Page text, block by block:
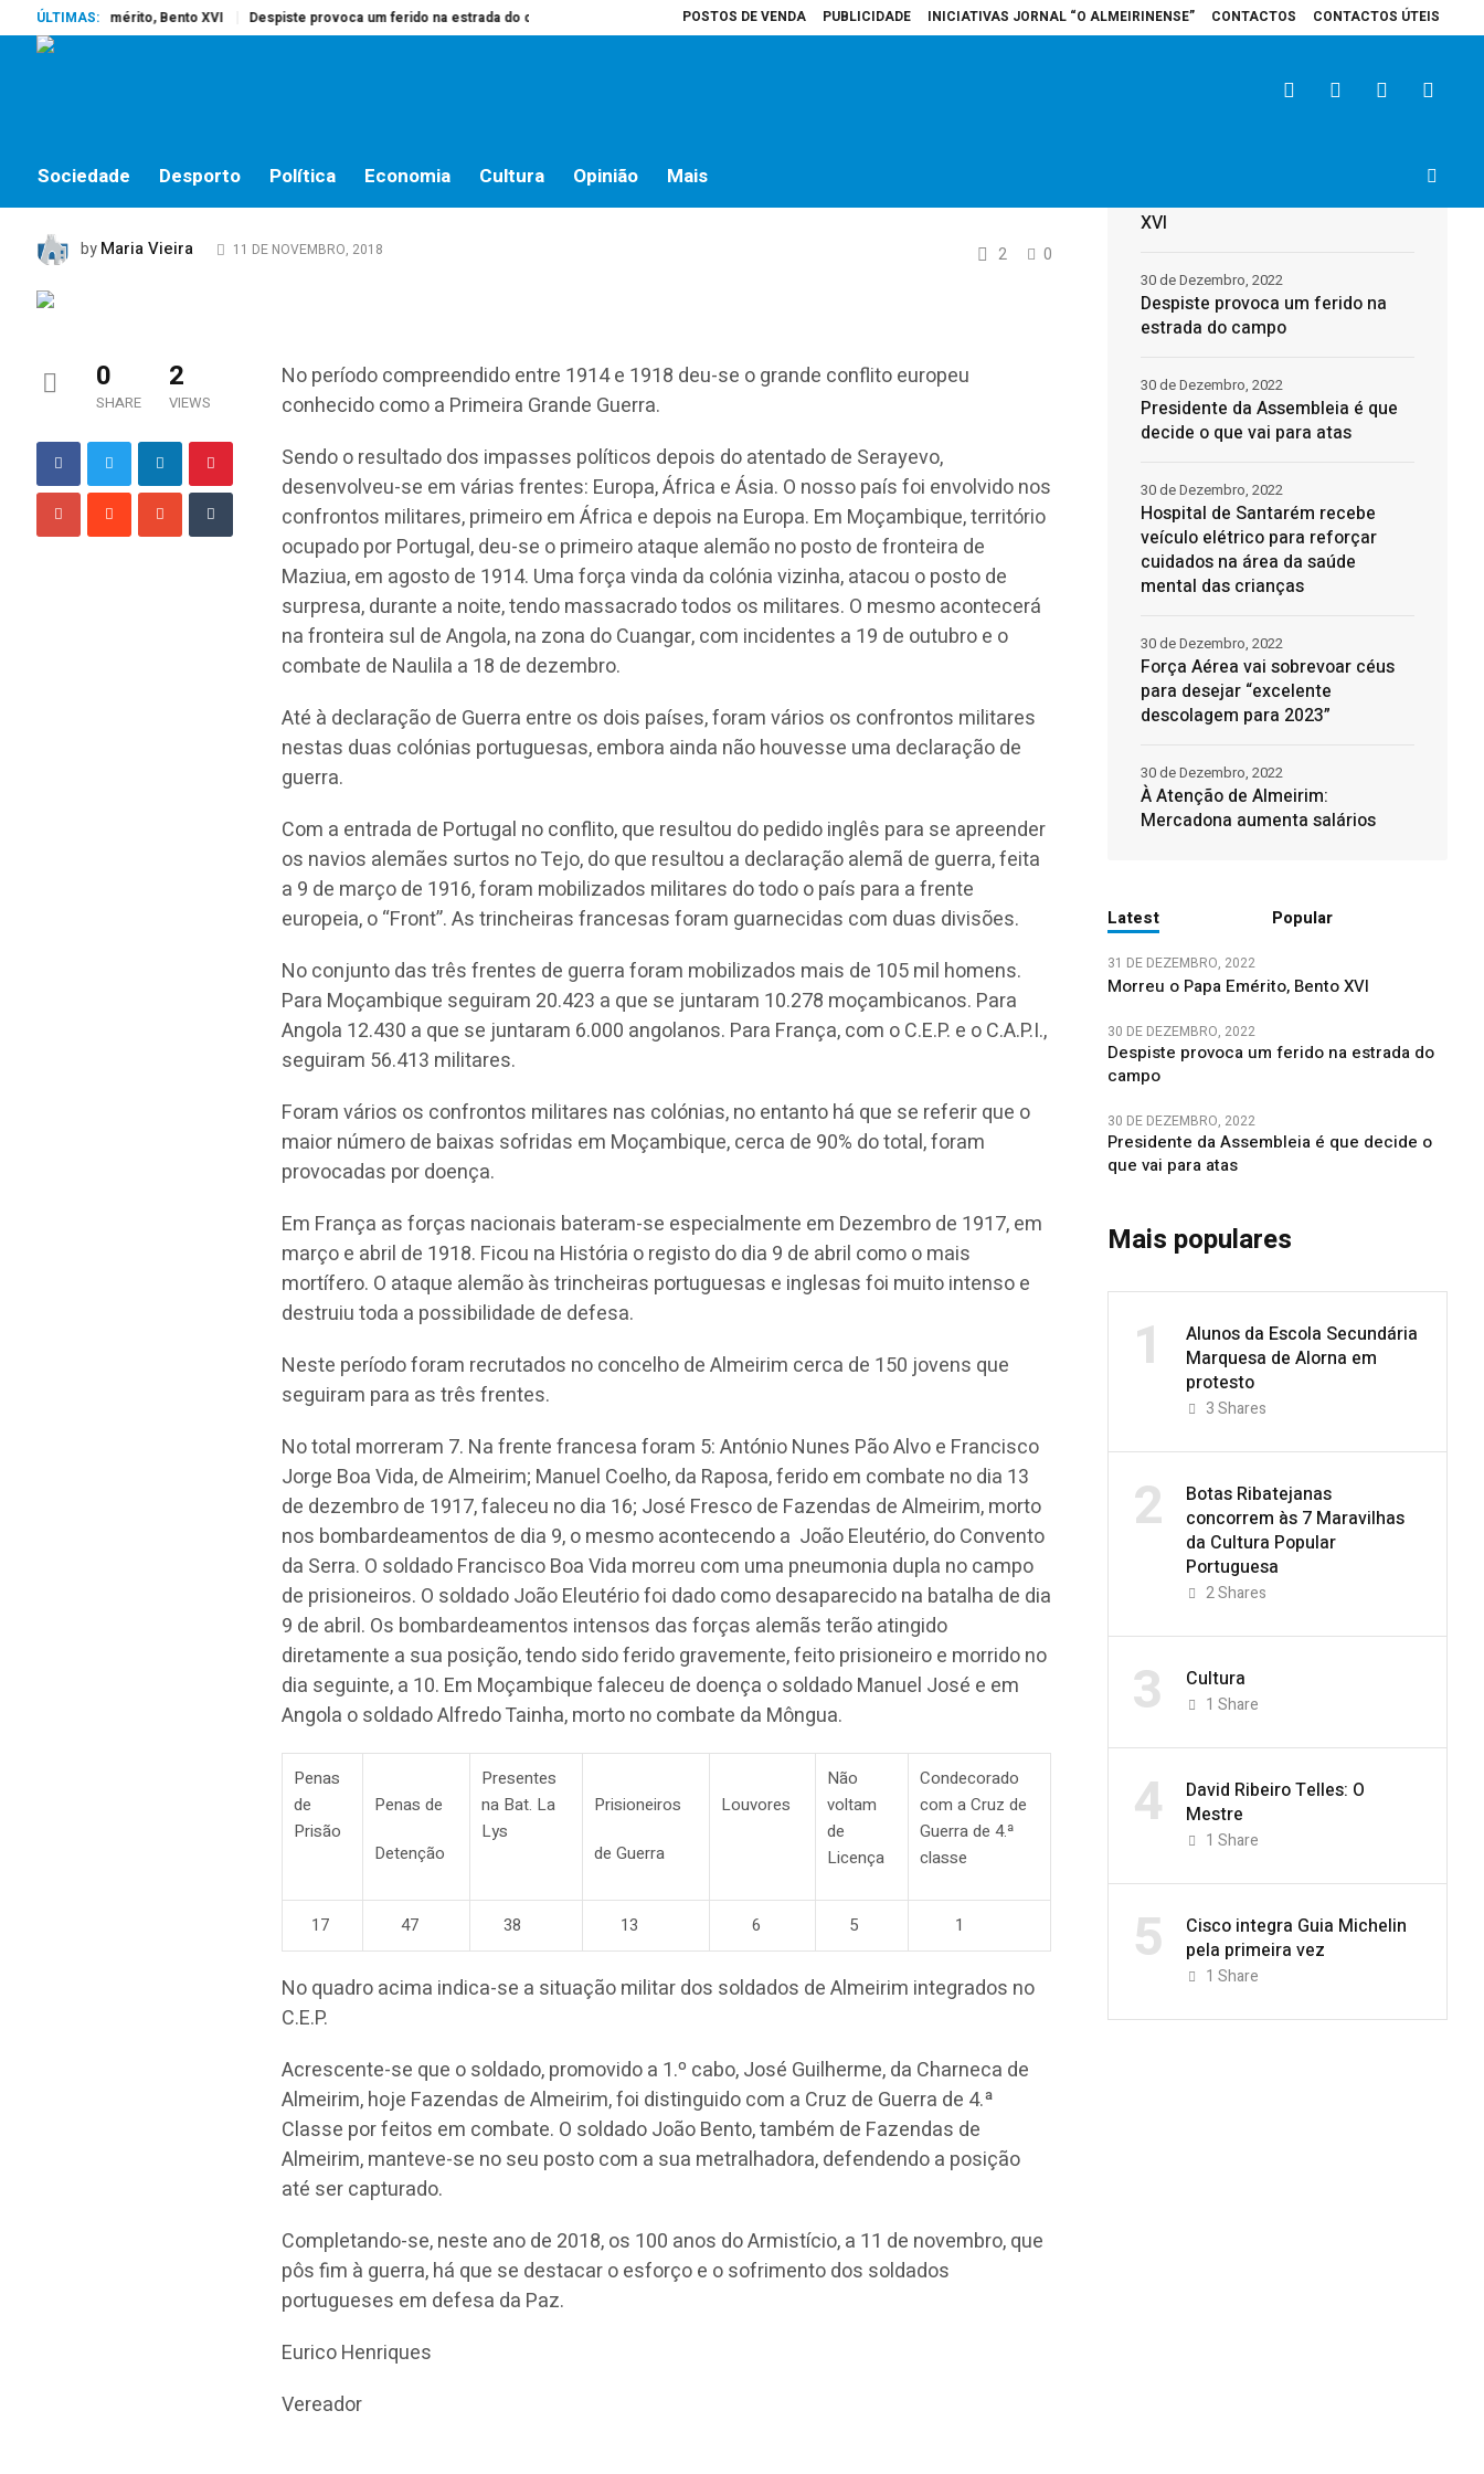
POSTOS DE VENDA PUBLICIDADE INICIATIVAS JORNAL “O ALMEIRINENSE” CONTACTOS CONTACTOS ÚTEIS
ÚLTIMAS:
o Papa Emérito, Bento XVI Despiste provoca um ferido na estrada do campo Presidente da Assembleia é que decide o que vai para atas Hospital de Santarém recebe veículo elétrico para reforçar cuidados na área da
Sociedade Desporto Política Economia Cultura Opinião Mais
1918 – 2018
2 0
byMaria Vieira 11 DE NOVEMBRO, 2018
0
SHARE
2
VIEWS
No período compreendido entre 1914 e 1918 deu-se o grande conflito europeu
conhecido como a Primeira Grande Guerra.
Sendo o resultado dos impasses políticos depois do atentado de Serayevo,
desenvolveu-se em várias frentes: Europa, África e Ásia. O nosso país foi envolvido nos
confrontos militares, primeiro em África e depois na Europa. Em Moçambique, território
ocupado por Portugal, deu-se o primeiro ataque alemão no posto de fronteira de
Maziua, em agosto de 1914. Uma força vinda da colónia vizinha, atacou o posto de
surpresa, durante a noite, tendo massacrado todos os militares. O mesmo acontecerá
na fronteira sul de Angola, na zona do Cuangar, com incidentes a 19 de outubro e o
combate de Naulila a 18 de dezembro.
Até à declaração de Guerra entre os dois países, foram vários os confrontos militares
nestas duas colónias portuguesas, embora ainda não houvesse uma declaração de
guerra.
Com a entrada de Portugal no conflito, que resultou do pedido inglês para se apreender
os navios alemães surtos no Tejo, do que resultou a declaração alemã de guerra, feita
a 9 de março de 1916, foram mobilizados militares do todo o país para a frente
europeia, o “Front”. As trincheiras francesas foram guarnecidas com duas divisões.
No conjunto das três frentes de guerra foram mobilizados mais de 105 mil homens.
Para Moçambique seguiram 20.423 a que se juntaram 10.278 moçambicanos. Para
Angola 12.430 a que se juntaram 6.000 angolanos. Para França, com o C.E.P. e o C.A.P.I.,
seguiram 56.413 militares.
Foram vários os confrontos militares nas colónias, no entanto há que se referir que o
maior número de baixas sofridas em Moçambique, cerca de 90% do total, foram
provocadas por doença.
Em França as forças nacionais bateram-se especialmente em Dezembro de 1917, em
março e abril de 1918. Ficou na História o registo do dia 9 de abril como o mais
mortífero. O ataque alemão às trincheiras portuguesas e inglesas foi muito intenso e
destruiu toda a possibilidade de defesa.
Neste período foram recrutados no concelho de Almeirim cerca de 150 jovens que
seguiram para as três frentes.
No total morreram 7. Na frente francesa foram 5: António Nunes Pão Alvo e Francisco
Jorge Boa Vida, de Almeirim; Manuel Coelho, da Raposa, ferido em combate no dia 13
de dezembro de 1917, faleceu no dia 16; José Fresco de Fazendas de Almeirim, morto
nos bombardeamentos de dia 9, o mesmo acontecendo a João Eleutério, do Convento
da Serra. O soldado Francisco Boa Vida morreu com uma pneumonia dupla no campo
de prisioneiros. O soldado João Eleutério foi dado como desaparecido na batalha de dia
9 de abril. Os bombardeamentos intensos das forças alemãs terão atingido
diretamente a sua posição, tendo sido ferido gravemente, feito prisioneiro e morrido no
dia seguinte, a 10. Em Moçambique faleceu de doença o soldado Manuel José e em
Angola o soldado Alfredo Tainha, morto no combate da Môngua.
Penas
de
Prisão
Penas de
Detenção
Presentes
na Bat. La
Lys
Prisioneiros
de Guerra
Louvores
Não
voltam
de
Licença
Condecorado
com a Cruz de
Guerra de 4.ª
classe
17 47 38 13 6 5 1
No quadro acima indica-se a situação militar dos soldados de Almeirim integrados no
C.E.P.
Acrescente-se que o soldado, promovido a 1.º cabo, José Guilherme, da Charneca de
Almeirim, hoje Fazendas de Almeirim, foi distinguido com a Cruz de Guerra de 4.ª
Classe por feitos em combate. O soldado João Bento, também de Fazendas de
Almeirim, manteve-se no seu posto com a sua metralhadora, defendendo a posição
até ser capturado.
Completando-se, neste ano de 2018, os 100 anos do Armistício, a 11 de novembro, que
pôs fim à guerra, há que se destacar o esforço e o sofrimento dos soldados
portugueses em defesa da Paz.
Eurico Henriques
Vereador
XVI
Despiste provoca um ferido na
estrada do campo
30 de Dezembro, 2022
Presidente da Assembleia é que
decide o que vai para atas
30 de Dezembro, 2022
Hospital de Santarém recebe
veículo elétrico para reforçar
cuidados na área da saúde
mental das crianças
30 de Dezembro, 2022
Força Aérea vai sobrevoar céus
para desejar “excelente
descolagem para 2023”
30 de Dezembro, 2022
À Atenção de Almeirim:
Mercadona aumenta salários
30 de Dezembro, 2022
Latest Popular
31 DE DEZEMBRO, 2022
Morreu o Papa Emérito, Bento XVI
30 DE DEZEMBRO, 2022
Despiste provoca um ferido na estrada do
campo
30 DE DEZEMBRO, 2022
Presidente da Assembleia é que decide o
que vai para atas
Mais populares
1
Alunos da Escola Secundária
Marquesa de Alorna em
protesto
3Shares
2
Botas Ribatejanas
concorrem às 7 Maravilhas
da Cultura Popular
Portuguesa
2Shares
3 Cultura
1 Share
4
David Ribeiro Telles: O
Mestre
1 Share
5
Cisco integra Guia Michelin
pela primeira vez
1 Share